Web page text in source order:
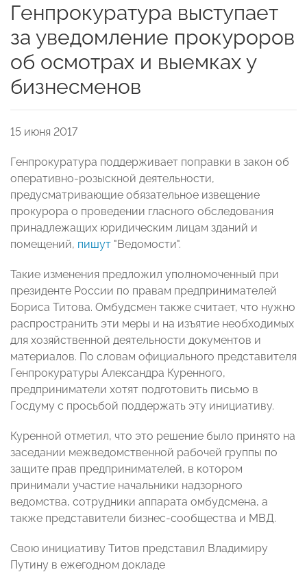
Генпрокуратура выступает
за уведомление прокуроров
об осмотрах и выемках у
бизнесменов
15 июня 2017
Генпрокуратура поддерживает поправки в закон об
оперативно-розыскной деятельности,
предусматривающие обязательное извещение
прокурора о проведении гласного обследования
принадлежащих юридическим лицам зданий и
помещений, пишут "Ведомости".
Такие изменения предложил уполномоченный при
президенте России по правам предпринимателей
Бориса Титова. Омбудсмен также считает, что нужно
распространить эти меры и на изъятие необходимых
для хозяйственной деятельности документов и
материалов. По словам официального представителя
Генпрокуратуры Александра Куренного,
предприниматели хотят подготовить письмо в
Госдуму с просьбой поддержать эту инициативу.
Куренной отметил, что это решение было принято на
заседании межведомственной рабочей группы по
защите прав предпринимателей, в котором
принимали участие начальники надзорного
ведомства, сотрудники аппарата омбудсмена, а
также представители бизнес-сообщества и МВД.
Свою инициативу Титов представил Владимиру
Путину в ежегодном докладе